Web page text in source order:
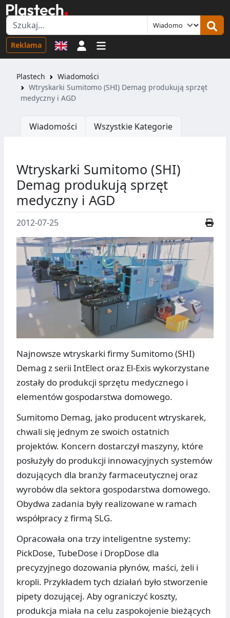
Reklama Logowanie
Plastech
Wiadomości
Wtryskarki Sumitomo (SHI) Demag produkują sprzęt
medyczny i AGD
Wiadomości Wszystkie Kategorie
Wtryskarki Sumitomo (SHI)
Demag produkują sprzęt
medyczny i AGD
2012-07-25
Najnowsze wtryskarki firmy Sumitomo (SHI)
Demag z serii IntElect oraz El-Exis wykorzystane
zostały do produkcji sprzętu medycznego i
elementów gospodarstwa domowego.
Sumitomo Demag, jako producent wtryskarek,
chwali się jednym ze swoich ostatnich
projektów. Koncern dostarczył maszyny, które
posłużyły do produkcji innowacyjnych systemów
dozujących dla branży farmaceutycznej oraz
wyrobów dla sektora gospodarstwa domowego.
Obydwa zadania były realizowane w ramach
współpracy z firmą SLG.
Opracowała ona trzy inteligentne systemy:
PickDose, TubeDose i DropDose dla
precyzyjnego dozowania płynów, maści, żeli i
kropli. Przykładem tych działań było stworzenie
pipety dozującej. Aby ograniczyć koszty,
produkcja miała na celu zaspokojenie bieżących